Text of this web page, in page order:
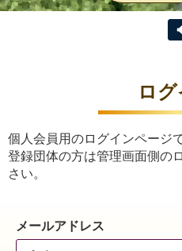
ロ
個人会員用のログインページで
登録団体の方は管理画面側の
さい。
メールアドレス